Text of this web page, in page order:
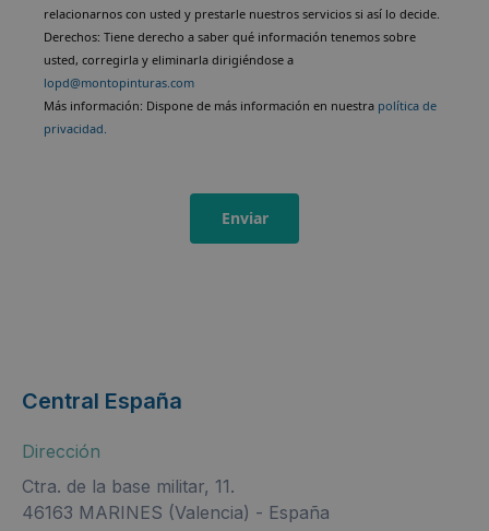
relacionarnos con usted y prestarle nuestros servicios si así lo decide.
Derechos: Tiene derecho a saber qué información tenemos sobre
usted, corregirla y eliminarla dirigiéndose a
lopd@montopinturas.com
Más información: Dispone de más información en nuestra política de
privacidad.
Enviar
Central España
Dirección
Ctra. de la base militar, 11.
46163 MARINES (Valencia) - España